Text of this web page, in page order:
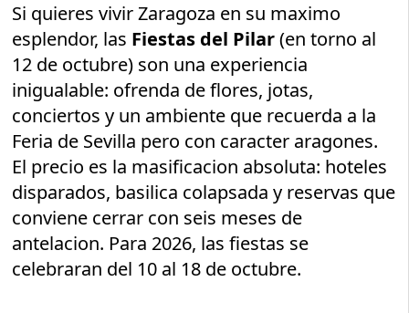
Si quieres vivir Zaragoza en su maximo
esplendor, las Fiestas del Pilar(en torno al
12 de octubre) son una experiencia
inigualable: ofrenda de flores, jotas,
conciertos y un ambiente que recuerda a la
Feria de Sevilla pero con caracter aragones.
El precio es la masificacion absoluta: hoteles
disparados, basilica colapsada y reservas que
conviene cerrar con seis meses de
antelacion. Para 2026, las fiestas se
celebraran del 10 al 18 de octubre.